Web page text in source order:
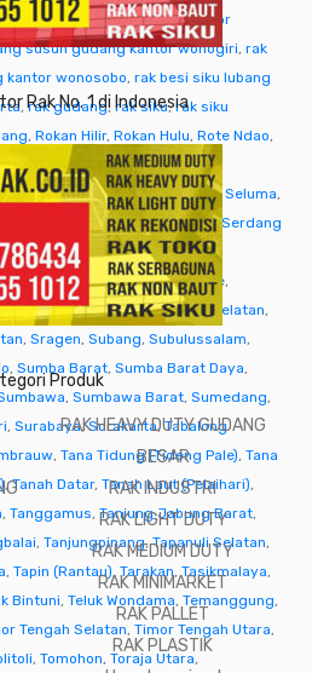
lubang susun gudang kantor
susun gudang kantor wonogiri, rak
kantor wonosobo, rak besi siku lubang
,rak gudang, rak siku,rak siku
, Rokan Hilir, Rokan Hulu, Rote Ndao,
Samarinda,Sambas,Samosir,
,Sawahlunto,Sekadau,Seluma,
Seram Bagian Timur,Serang,Serdang
,Siak, Sibolga,Sidenreng
,Sikka,Simalungun,Simeulue,
,Sleman,Solok,Solok Selatan,
, Sragen, Subang, Subulussalam,
, Sumba Barat, Sumba Barat Daya,
, Sumbawa Barat, Sumedang,
, Surabaya,Surakarta,Tabalong
, Tana Tidung (Tideng Pale), Tana
,Tanah Datar, Tanah Laut (Pelaihari),
, Tanggamus, Tanjung Jabung Barat,
, Tanjungpinang,Tapanuli Selatan,
, Tapin (Rantau), Tarakan,Tasikmalaya,
Bintuni, Teluk Wondama, Temanggung,
Tengah Selatan, Timor Tengah Utara,
, Tomohon, Toraja Utara,
Rak No. 1 di Indonesia
Produk
RAK HEAVY DUTY GUDANG
BESAR
RAK INDUSTRI
RAK LIGHT DUTY
RAK MEDIUM DUTY
RAK MINIMARKET
RAK PALLET
RAK PLASTIK